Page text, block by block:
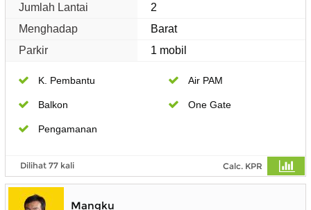
Jumlah Lantai
2
Menghadap
Barat
Parkir
1 mobil
K. Pembantu Air PAM
Balkon One Gate
Pengamanan
Dilihat 77 kali Calc. KPR
Mangku